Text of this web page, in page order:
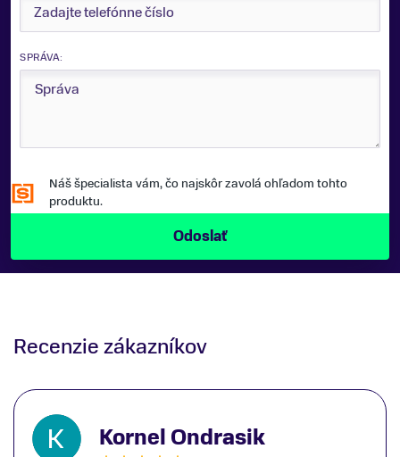
SPRÁVA:
Náš špecialista vám, čo najskôr zavolá ohľadom tohto
produktu.
Recenzie zákazníkov
Kornel Ondrasik